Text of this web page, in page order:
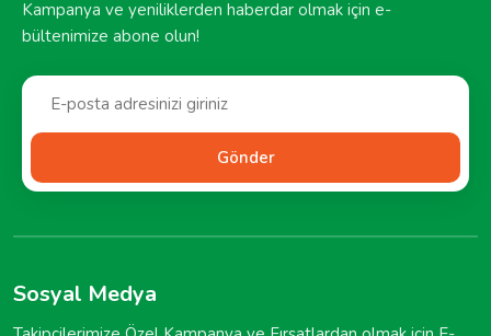
Kampanya ve yeniliklerden haberdar olmak için e-
bültenimize abone olun!
Gönder
Sosyal Medya